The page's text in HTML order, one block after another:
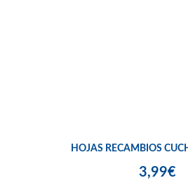
HOJAS RECAMBIOS
3,99€